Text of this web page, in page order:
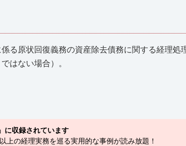
る原状回復義務の資産除去債務に関する経理処
はない場合）。
に収録されています
上の経理実務を巡る実用的な事例が読み放題！